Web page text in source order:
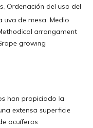
Ordenación del uso del
uva de mesa, Medio
arrangament
growing
han propiciado la
extensa superficie
acuíferos